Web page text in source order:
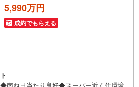
5,990万円
成約でもらえる